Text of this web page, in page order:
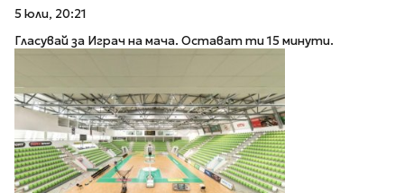
5 юли, 20:21
Гласувай за Играч на мача. Остават ти 15 минути.